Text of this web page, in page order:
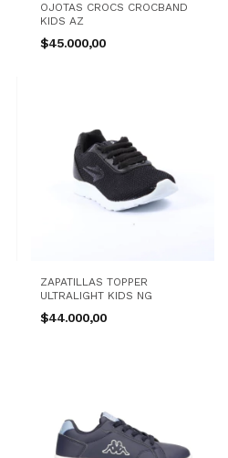
OJOTAS CROCS CROCBAND
KIDS AZ
$45.000,00
ZAPATILLAS TOPPER
ULTRALIGHT KIDS NG
$44.000,00